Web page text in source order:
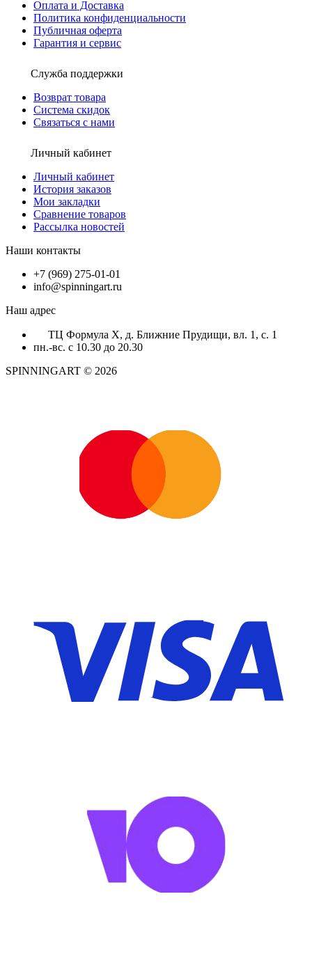
Оплата и Доставка
Политика конфиденциальности
Публичная оферта
Гарантия и сервис
Служба поддержки
Возврат товара
Система скидок
Связаться с нами
Личный кабинет
Личный кабинет
История заказов
Мои закладки
Сравнение товаров
Рассылка новостей
Наши контакты
+7 (969) 275-01-01
info@spinningart.ru
Наш адрес
ТЦ Формула X, д. Ближние Прудищи, вл. 1, с. 1
пн.-вс. с 10.30 до 20.30
SPINNINGART © 2026